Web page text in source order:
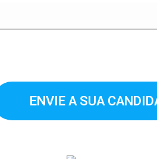
docx,